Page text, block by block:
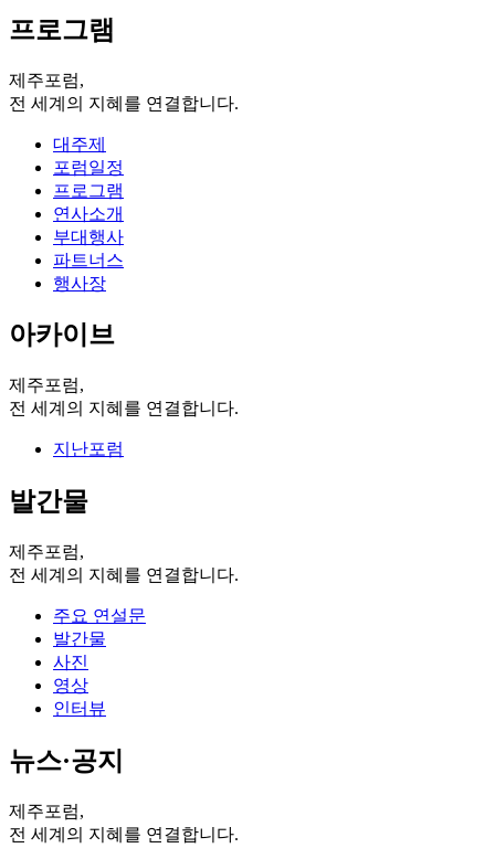
프로그램
제주포럼,
전 세계의 지혜를 연결합니다.
대주제
포럼일정
프로그램
연사소개
부대행사
파트너스
행사장
아카이브
제주포럼,
전 세계의 지혜를 연결합니다.
지난포럼
발간물
제주포럼,
전 세계의 지혜를 연결합니다.
주요 연설문
발간물
사진
영상
인터뷰
뉴스·공지
제주포럼,
전 세계의 지혜를 연결합니다.